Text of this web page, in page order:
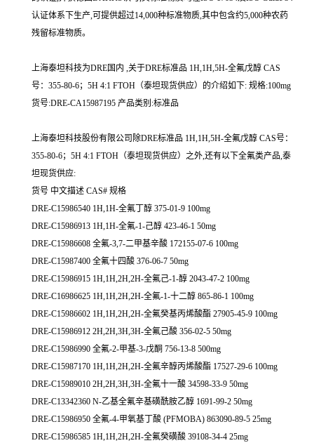
认证体系下生产,可提供超过14,000种标准物质,其中包含约5,000种农药
残留标准物质。
上海泰坦科技为DRE国内 ,关于DRE标准品 1H,1H,5H-全氟戊醇 CAS
号：355-80-6；5H 4:1 FTOH（泰坦现货供应）的介绍如下: 规格:100mg
货号:DRE-CA15987195 产品类别:标准品
上海泰坦科技股份有限公司除DRE标准品 1H,1H,5H-全氟戊醇 CAS号：
355-80-6；5H 4:1 FTOH（泰坦现货供应）之外,还有以下全氟类产品,泰
坦现货供应:
货号 中文描述 CAS# 规格
DRE-C15986540 1H,1H-全氟丁醇 375-01-9 100mg
DRE-C15986913 1H,1H-全氟-1-己醇 423-46-1 50mg
DRE-C15986608 全氟-3,7-二甲基辛酸 172155-07-6 100mg
DRE-C15987400 全氟十四酸 376-06-7 50mg
DRE-C15986915 1H,1H,2H,2H-全氟己-1-醇 2043-47-2 100mg
DRE-C16986625 1H,1H,2H,2H-全氟-1-十二醇 865-86-1 100mg
DRE-C15986602 1H,1H,2H,2H-全氟癸基丙烯酸酯 27905-45-9 100mg
DRE-C15986912 2H,2H,3H,3H-全氟己酸 356-02-5 50mg
DRE-C15986990 全氟-2-甲基-3-戊酮 756-13-8 500mg
DRE-C15987170 1H,1H,2H,2H-全氟辛醇丙烯酸酯 17527-29-6 100mg
DRE-C15989010 2H,2H,3H,3H-全氟十一酸 34598-33-9 50mg
DRE-C13342360 N-乙基全氟辛基磺酰胺乙醇 1691-99-2 50mg
DRE-C15986950 全氟-4-甲氧基丁酸 (PFMOBA) 863090-89-5 25mg
DRE-C15986585 1H,1H,2H,2H-全氟癸磺酸 39108-34-4 25mg